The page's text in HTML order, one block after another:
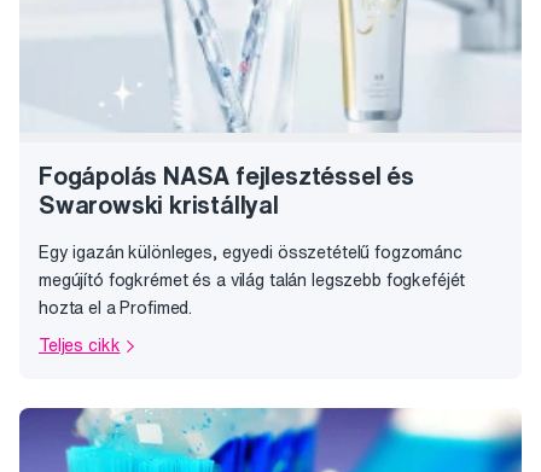
Fogápolás NASA fejlesztéssel és
Swarowski kristállyal
Egy igazán különleges, egyedi összetételű fogzománc
megújító fogkrémet és a világ talán legszebb fogkeféjét
hozta el a Profimed.
Teljes cikk